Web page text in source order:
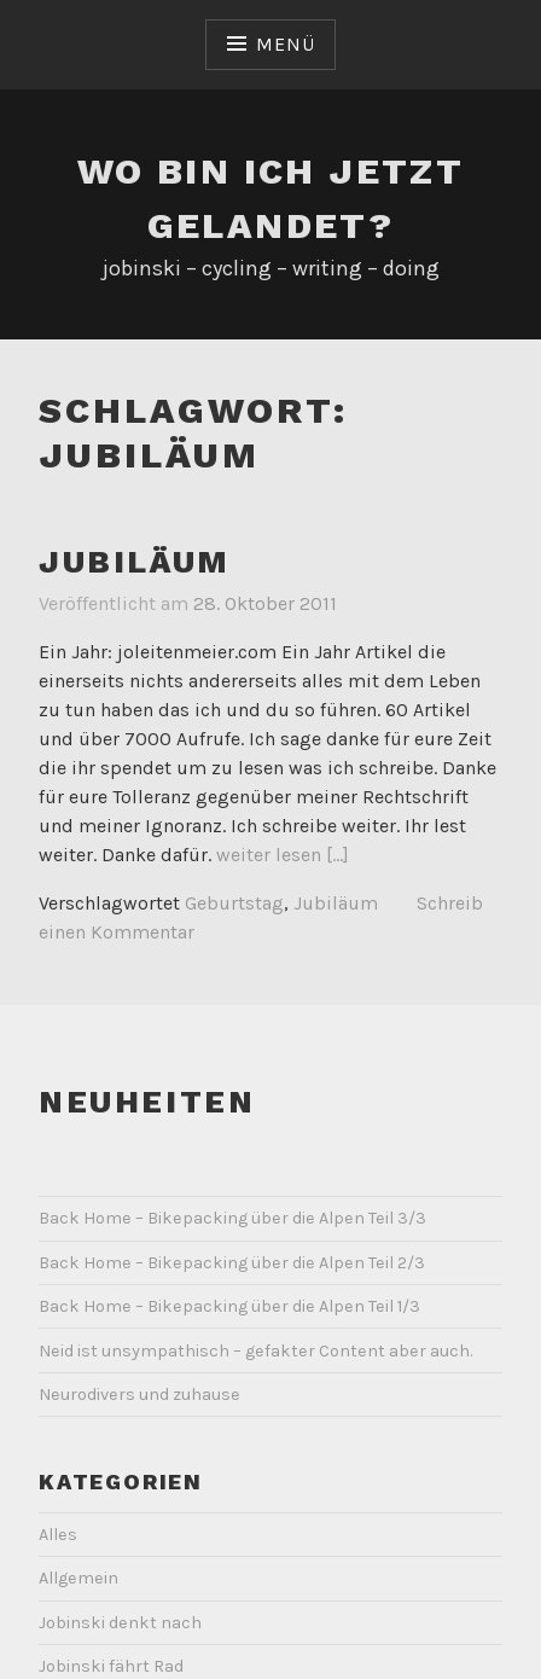
MENÜ
WO BIN ICH JETZT
GELANDET?
jobinski – cycling – writing – doing
SCHLAGWORT:
JUBILÄUM
JUBILÄUM
Veröffentlicht am 28. Oktober 2011
Ein Jahr: joleitenmeier.com Ein Jahr Artikel die
einerseits nichts andererseits alles mit dem Leben
zu tun haben das ich und du so führen. 60 Artikel
und über 7000 Aufrufe. Ich sage danke für eure Zeit
die ihr spendet um zu lesen was ich schreibe. Danke
für eure Tolleranz gegenüber meiner Rechtschrift
und meiner Ignoranz. Ich schreibe weiter. Ihr lest
weiter. Danke dafür. weiter lesen [...]
Verschlagwortet Geburtstag, Jubiläum
Schreib
einen Kommentar
NEUHEITEN
Back Home – Bikepacking über die Alpen Teil 3/3
Back Home – Bikepacking über die Alpen Teil 2/3
Back Home – Bikepacking über die Alpen Teil 1/3
Neid ist unsympathisch – gefakter Content aber auch.
Neurodivers und zuhause
KATEGORIEN
Alles
Allgemein
Jobinski denkt nach
Jobinski fährt Rad